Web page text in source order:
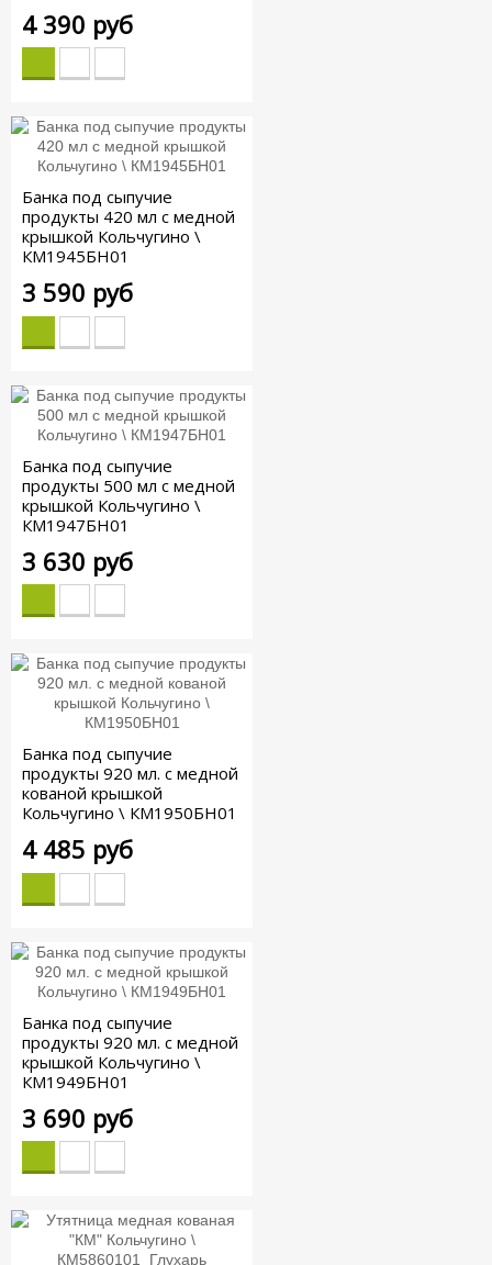
4 390 руб
Банка под сыпучие
продукты 420 мл с медной
крышкой Кольчугино \
КМ1945БН01
3 590 руб
Банка под сыпучие
продукты 500 мл с медной
крышкой Кольчугино \
КМ1947БН01
3 630 руб
Банка под сыпучие
продукты 920 мл. с медной
кованой крышкой
Кольчугино \ КМ1950БН01
4 485 руб
Банка под сыпучие
продукты 920 мл. с медной
крышкой Кольчугино \
КМ1949БН01
3 690 руб